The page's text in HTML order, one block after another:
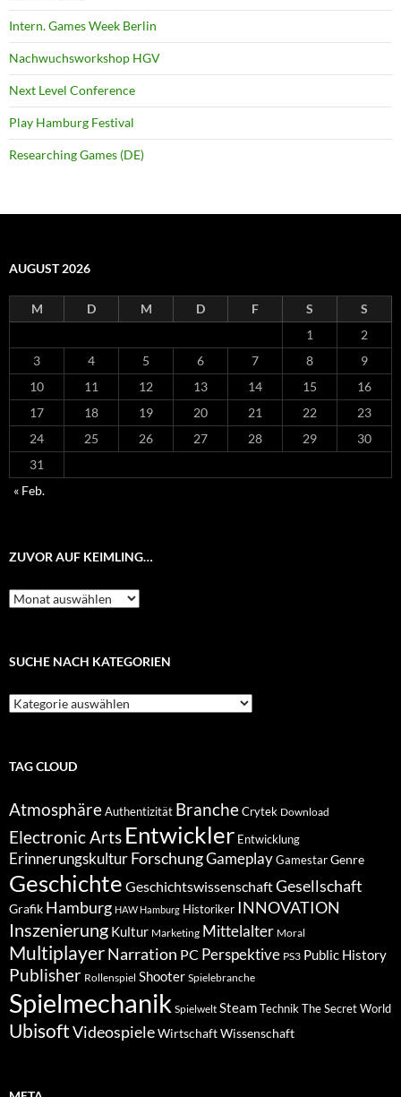
Intern. Games Week Berlin
Nachwuchsworkshop HGV
Next Level Conference
Play Hamburg Festival
Researching Games (DE)
AUGUST 2026
M D M D F S
S
1
2
3
4 5 6 7 8
9
10
11 12 13 14 15
16
17
18 19 20 21 22
23
24
25 26 27 28 29
30
31
« Feb.
ZUVOR AUF KEIMLING…
Zuvor
auf
SUCHE NACH KATEGORIEN
Suche
nach
TAG CLOUD
Atmosphäre Authentizität Branche Crytek Download
Electronic Arts Entwickler Entwicklung
Erinnerungskultur ForschungGameplay Gamestar Genre
Geschichte GeschichtswissenschaftGesellschaft
Grafik Hamburg HAW Hamburg Historiker INNOVATION
Inszenierung Kultur Marketing Mittelalter Moral
MultiplayerNarration PC Perspektive PS3 Public History
Publisher Rollenspiel Shooter Spielebranche
Spielmechanik Spielwelt Steam Technik The Secret World
UbisoftVideospieleWirtschaftWissenschaft